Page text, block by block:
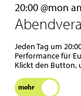
20:00 @mon
Jeden Tag um
Performance für
Klickt den Button,
mehr